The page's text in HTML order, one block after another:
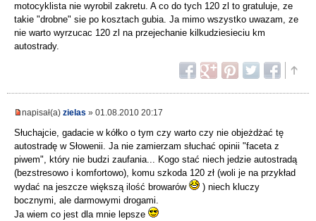
motocyklista nie wyrobil zakretu. A co do tych 120 zl to gratuluje, ze
takie "drobne" sie po kosztach gubia. Ja mimo wszystko uwazam, ze
nie warto wyrzucac 120 zl na przejechanie kilkudziesieciu km
autostrady.
napisał(a) zielas » 01.08.2010 20:17
Słuchajcie, gadacie w kółko o tym czy warto czy nie objeżdżać tę
autostradę w Słowenii. Ja nie zamierzam słuchać opinii "faceta z
piwem", który nie budzi zaufania... Kogo stać niech jedzie autostradą
(bezstresowo i komfortowo), komu szkoda 120 zł (woli je na przykład
wydać na jeszcze większą ilość browarów
) niech kluczy
bocznymi, ale darmowymi drogami.
Ja wiem co jest dla mnie lepsze